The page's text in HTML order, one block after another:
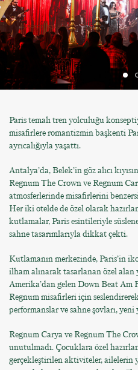
Paris temalı tren yolculuğu
misafirlere romantizmin başkenti
ayrıcalığıyla yaşattı.
Antalya’da, Belek’in göz alıcı
Regnum The Crown ve Regnum
atmosferlerinde misafirlerini
Her iki otelde de özel olarak
kutlamalar, Paris esintileriyle
sahne tasarımlarıyla dikkat çekti.
Kutlamanın merkezinde, Paris’in
ilham alınarak tasarlanan özel alan
Amerika’dan gelen Down Beat Am
Regnum misafirleri için
performanslar ve sahne şovları, yeni
Regnum Carya ve Regnum The
unutulmadı. Çocuklara özel
gerçekleştirilen aktiviteler, ailelerin